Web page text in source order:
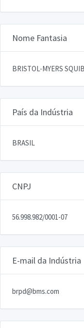
Nome Fantasia
BRISTOL-MYERS
País da Indústria
BRASIL
CNPJ
56.998.982/0001-07
E-mail da Indústria
brpd@bms.com